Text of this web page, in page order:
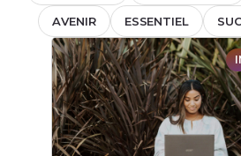
AVENIR ESSENTIEL